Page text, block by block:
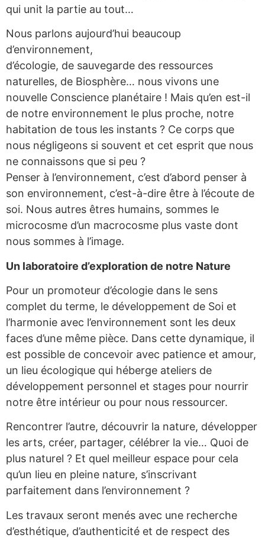
qui unit la partie au tout…
Nous parlons aujourd’hui beaucoup
d’environnement,
d’écologie, de sauvegarde des ressources
naturelles, de Biosphère… nous vivons une
nouvelle Conscience planétaire ! Mais qu’en est-il
de notre environnement le plus proche, notre
habitation de tous les instants ? Ce corps que
nous négligeons si souvent et cet esprit que nous
ne connaissons que si peu ?
Penser à l’environnement, c’est d’abord penser à
son environnement, c’est-à-dire être à l’écoute de
soi. Nous autres êtres humains, sommes le
microcosme d’un macrocosme plus vaste dont
nous sommes à l’image.
Un laboratoire d’exploration de notre Nature
Pour un promoteur d’écologie dans le sens
complet du terme, le développement de Soi et
l’harmonie avec l’environnement sont les deux
faces d’une même pièce. Dans cette dynamique, il
est possible de concevoir avec patience et amour,
un lieu écologique qui héberge ateliers de
développement personnel et stages pour nourrir
notre être intérieur ou pour nous ressourcer.
Rencontrer l’autre, découvrir la nature, développer
les arts, créer, partager, célébrer la vie… Quoi de
plus naturel ? Et quel meilleur espace pour cela
qu’un lieu en pleine nature, s’inscrivant
parfaitement dans l’environnement ?
Les travaux seront menés avec une recherche
d’esthétique, d’authenticité et de respect des